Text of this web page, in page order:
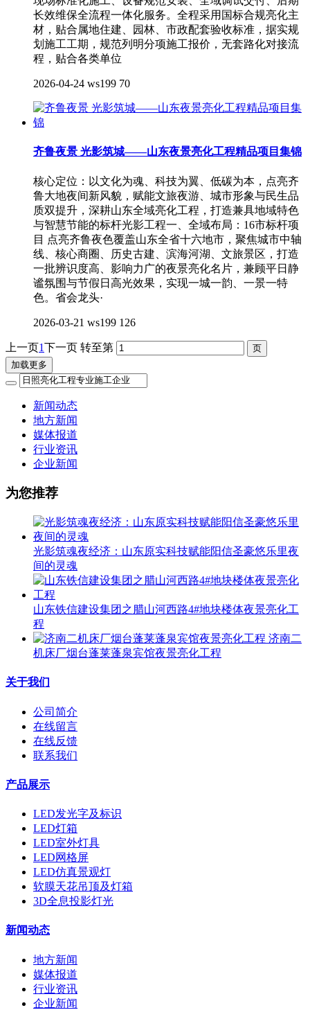
长效维保全流程一体化服务。全程采用国标合规亮化主
材，贴合属地住建、园林、市政配套验收标准，据实规
划施工工期，规范列明分项施工报价，无套路化对接流
程，贴合各类单位
2026-04-24 ws199 70
齐鲁夜景 光影筑城——山东夜景亮化工程精品项目集锦
核心定位：以文化为魂、科技为翼、低碳为本，点亮齐
鲁大地夜间新风貌，赋能文旅夜游、城市形象与民生品
质双提升，深耕山东全域亮化工程，打造兼具地域特色
与智慧节能的标杆光影工程一、全域布局：16市标杆项
目 点亮齐鲁夜色覆盖山东全省十六地市，聚焦城市中轴
线、核心商圈、历史古建、滨海河湖、文旅景区，打造
一批辨识度高、影响力广的夜景亮化名片，兼顾平日静
谧氛围与节假日高光效果，实现一城一韵、一景一特
色。省会龙头·
2026-03-21 ws199 126
上一页1下一页 转至第
加载更多
新闻动态
地方新闻
媒体报道
行业资讯
企业新闻
为您推荐
光影筑魂夜经济：山东原实科技赋能阳信圣豪悠乐里夜
间的灵魂
山东铁信建设集团之腊山河西路4#地块楼体夜景亮化工
程
济南二
机床厂烟台蓬莱蓬泉宾馆夜景亮化工程
关于我们
公司简介
在线留言
在线反馈
联系我们
产品展示
LED发光字及标识
LED灯箱
LED室外灯具
LED网格屏
LED仿真景观灯
软膜天花吊顶及灯箱
3D全息投影灯光
新闻动态
地方新闻
媒体报道
行业资讯
企业新闻